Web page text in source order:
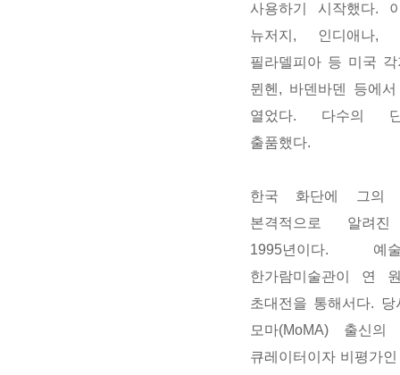
사용하기 시작했다.
뉴저지, 인디애나,
필라델피아 등 미국
뮌헨, 바덴바덴 등에
열었다. 다수의 단
출품했다.
한국 화단에 그의
본격적으로 알려
1995년이다. 예술
한가람미술관이 연
초대전을 통해서다. 당
모마(MoMA) 출신의
큐레이터이자 비평가